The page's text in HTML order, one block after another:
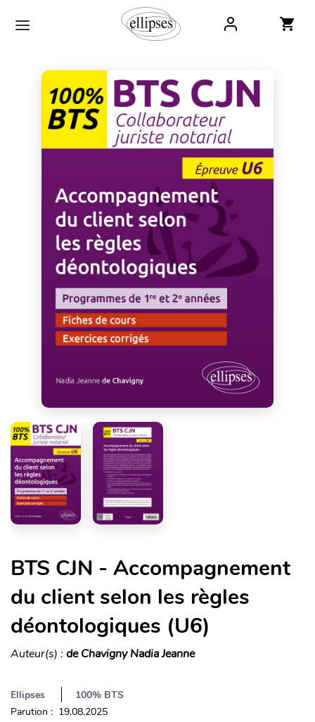
BTS CJN - Accompagnement
du client selon les règles
déontologiques (U6)
Auteur(s) : de Chavigny Nadia Jeanne
Ellipses
100% BTS
Parution : 19.08.2025